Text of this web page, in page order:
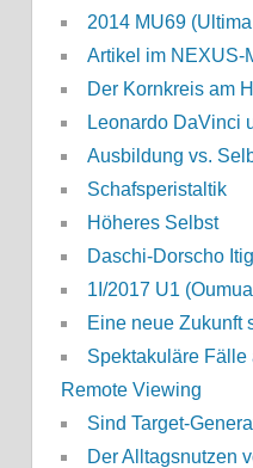
2014 MU69
Artikel im NEXUS-
Der Kornkreis am
Leonardo DaVinci
Ausbildung vs.
Schafsperistaltik
Höheres Selbst
Daschi-Dorscho
1I/2017 U1
Eine neue Zukunft
Spektakuläre Fälle
Remote Viewing
Sind Target-
Der Alltagsnutzen